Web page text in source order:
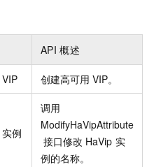
API 概述
VIP 创建高可用 VIP。
实例
调用
ModifyHaVipAttribute
接口修改 HaVip 实
例的名称。